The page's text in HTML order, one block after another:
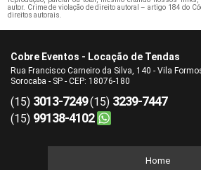
autor. Crime de violação de direito autoral – artigo 184 do
direitos autorais.
Cobre Eventos - Locação de Tendas
Rua Francisco Carneiro da Silva, 140 - Vila
Sorocaba - SP - CEP: 18076-180
(15) 3013-7249(15) 3239-7447
(15) 99138-4102
Home